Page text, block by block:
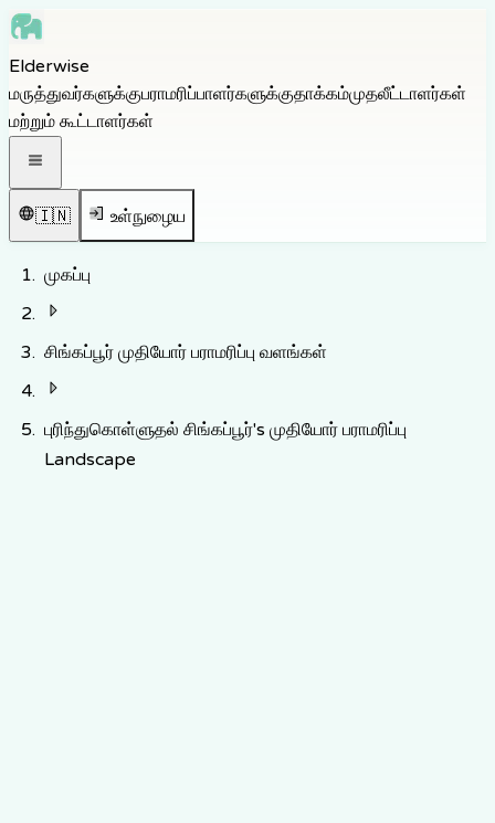
Skip to navigation
Skip to footer
Elderwise
மருத்துவர்களுக்குபராமரிப்பாளர்களுக்குதாக்கம்முதலீட்டாளர்கள்
மற்றும் கூட்டாளர்கள்
🇮🇳 உள்நுழைய
முகப்பு
சிங்கப்பூர் முதியோர் பராமரிப்பு வளங்கள்
புரிந்துகொள்ளுதல் சிங்கப்பூர்'s முதியோர் பராமரிப்பு
Landscape